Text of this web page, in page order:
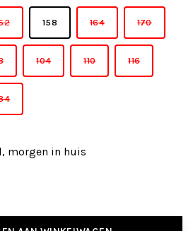
158 164 170
104 110 116
morgen in huis